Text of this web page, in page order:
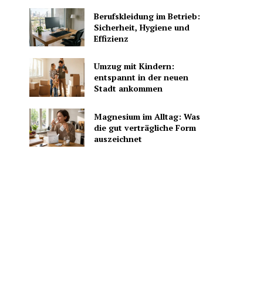
Berufskleidung im Betrieb:
Sicherheit, Hygiene und
Effizienz
Umzug mit Kindern:
entspannt in der neuen
Stadt ankommen
Magnesium im Alltag: Was
die gut verträgliche Form
auszeichnet